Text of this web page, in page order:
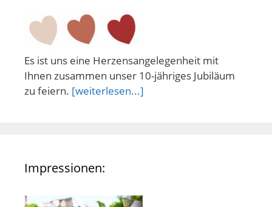
Es ist uns eine Herzensangelegenheit mit
Ihnen zusammen unser 10-jähriges Jubiläum
zu feiern. [weiterlesen...]
Impressionen: